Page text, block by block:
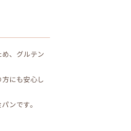
、グルテン
にも安心し
ンです。